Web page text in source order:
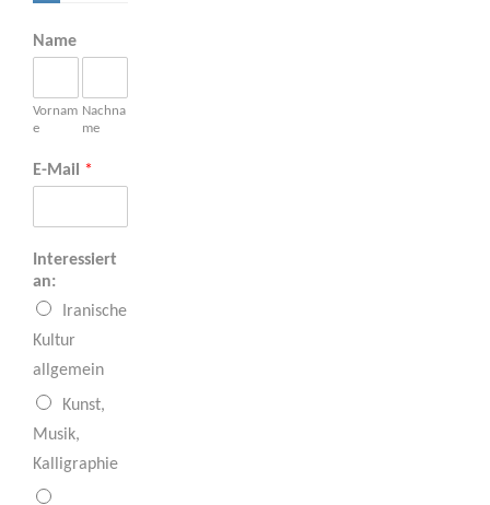
Name
Vornam
e
Nachna
me
E-Mail *
Interessiert
an:
Iranische
Kultur
allgemein
Kunst,
Musik,
Kalligraphie